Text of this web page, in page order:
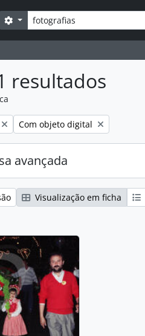
Opções de busca
resultados
filtro:Remover filtro:
Com objeto digital
avançada
Visualização em ficha